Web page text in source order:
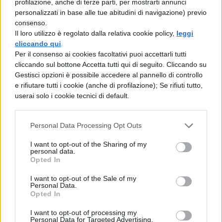
profilazione, anche di terze parti, per mostrarti annunci
personalizzati in base alle tue abitudini di navigazione) previo
consenso.
Il loro utilizzo è regolato dalla relativa cookie policy, leggi
cliccando qui
Per il consenso ai cookies facoltativi puoi accettarli tutti
cliccando sul bottone Accetta tutti qui di seguito. Cliccando su
Gestisci opzioni è possibile accedere al pannello di controllo
e rifiutare tutti i cookie (anche di profilazione); Se rifiuti tutto,
userai solo i cookie tecnici di default.
Personal Data Processing Opt Outs
I want to opt-out of the Sharing of my
personal data.
Opted In
I want to opt-out of the Sale of my
Personal Data.
Opted In
I want to opt-out of processing my
Personal Data for Targeted Advertising.
–sono stressanti: molta parte dei conflitti,
dei litigi (le urla, i pianti, le punizioni…) che
avvengono tra genitori e figli riguardano lo
svolgimento, meglio il tardivo o il mancato
svolgimento dei compiti; quando sarebbe
invece essenziale disporre di tempo libero
da trascorrere insieme, serenamente;
pesantissimi, colmi di quadernoni e libri di
testo, è nocivo per la salute, per l'integrità
fisica soprattutto dei più piccoli, come
dimostrato da numerose ricerche mediche.